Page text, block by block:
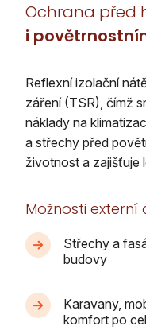
Ochrana před
i
Reflexní izolační
záření (TSR), čímž
náklady na
a střechy před
životnost a zajišťuje
Možnosti externí
Střechy a
budovy
Karavany,
komfort po